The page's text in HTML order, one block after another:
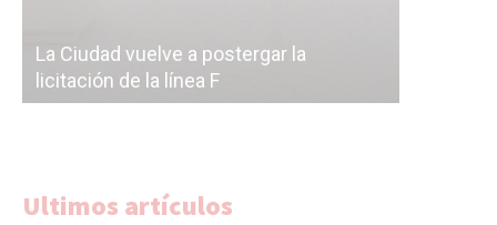
La Ciudad vuelve a postergar la
licitación de la línea F
Ultimos artículos